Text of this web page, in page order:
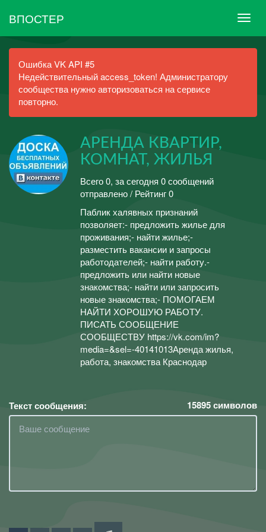
ВПОСТЕР
Ошибка VK API #5
Недействительный access_token! Администратору
сообщества нужно авторизоваться на сервисе
повторно.
АРЕНДА КВАРТИР,
КОМНАТ, ЖИЛЬЯ
Всего 0, за сегодня 0 сообщений
отправлено / Рейтинг 0
Паблик халявных признаний
позволяет:- предложить жилье для
проживания;- найти жилье;-
разместить вакансии и запросы
работодателей;- найти работу.-
предложить или найти новые
знакомства;- найти или запросить
новые знакомства;- ПОМОГАЕМ
НАЙТИ ХОРОШУЮ РАБОТУ.
ПИСАТЬ СООБЩЕНИЕ
СООБЩЕСТВУ https://vk.com/im?
media=&sel=-40141013Аренда жилья,
работа, знакомства Краснодар
Текст сообщения: 15895символов